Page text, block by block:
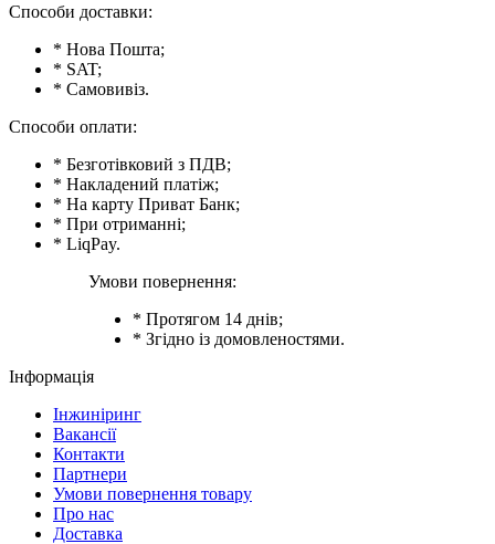
Способи доставки:
* Нова Пошта;
* SAT;
* Самовивіз.
Способи оплати:
* Безготівковий з ПДВ;
* Накладений платіж;
* На карту Приват Банк;
* При отриманні;
* LiqPay.
Умови повернення:
* Протягом 14 днів;
* Згідно із домовленостями.
Інформація
Інжиніринг
Вакансії
Контакти
Партнери
Умови повернення товару
Про нас
Доставка